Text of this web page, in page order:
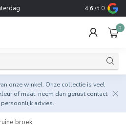
Duurzame &
4.6 /5.0
0
onze winkel. Onze collectie is veel
of maat, neem dan gerust contact
advies.
broek